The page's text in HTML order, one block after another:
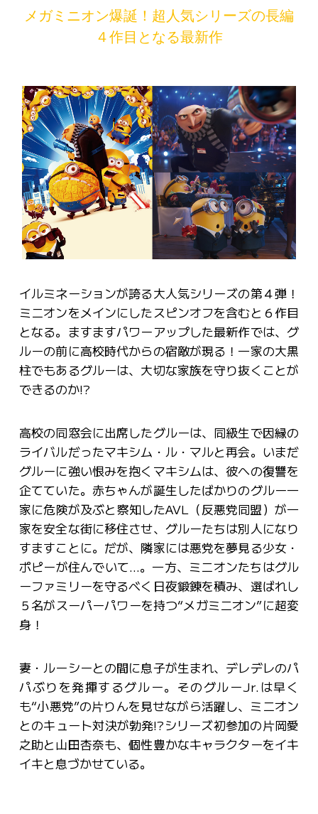
メガミニオン爆誕！超人気シリーズの長編
４作目となる最新作
イルミネーションが誇る大人気シリーズの第４弾！
ミニオンをメインにしたスピンオフを含むと６作目
となる。ますますパワーアップした最新作では、グ
ルーの前に高校時代からの宿敵が現る！一家の大黒
柱でもあるグルーは、大切な家族を守り抜くことが
できるのか!?
高校の同窓会に出席したグルーは、同級生で因縁の
ライバルだったマキシム・ル・マルと再会。いまだ
グルーに強い恨みを抱くマキシムは、彼への復讐を
企てていた。赤ちゃんが誕生したばかりのグルー一
家に危険が及ぶと察知したAVL（反悪党同盟）が一
家を安全な街に移住させ、グルーたちは別人になり
すますことに。だが、隣家には悪党を夢見る少女・
ポピーが住んでいて…。一方、ミニオンたちはグル
ーファミリーを守るべく日夜鍛錬を積み、選ばれし
５名がスーパーパワーを持つ“メガミニオン”に超変
身！
妻・ルーシーとの間に息子が生まれ、デレデレのパ
パぶりを発揮するグルー。そのグルーJr.は早く
も“小悪党”の片りんを見せながら活躍し、ミニオン
とのキュート対決が勃発!?シリーズ初参加の片岡愛
之助と山田杏奈も、個性豊かなキャラクターをイキ
イキと息づかせている。